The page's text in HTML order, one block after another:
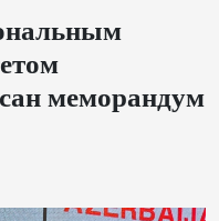
меморандум